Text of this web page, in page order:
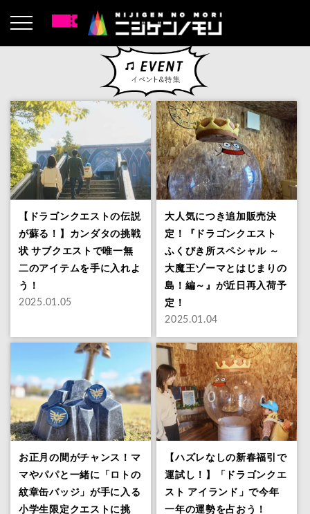
【ドラゴンクエストの伝説
が蘇る！】カンダタの挑戦
状 サブクエストで唯一無
二のアイテムを手に入れよ
う！
2025.01.05
大人気につき追加販売決
定！『ドラゴンクエスト
ふくびき所スペシャル ～
大魔王ゾーマとはじまりの
島！編～』が近日再入荷予
定！
2025.01.04
お正月の間がチャンス！マ
マやパパと一緒に「ロトの
紋章缶バッジ」が手に入る
小学生限定クエストに挑
【ハズレなしの新春福引で
運試し！】「ドラゴンクエ
スト アイランド」で今年
一年の運勢を占おう！